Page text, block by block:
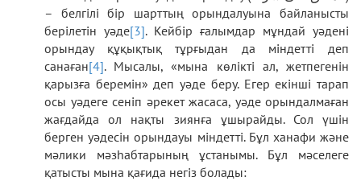
– белгілі бір шарттың орындалуына байланысты
берілетін уәде[3]. Кейбір ғалымдар мұндай уәдені
орындау құқықтық тұрғыдан да міндетті деп
санаған[4]. Мысалы, «мына көлікті ал, жетпегенін
қарызға беремін» деп уәде беру. Егер екінші тарап
осы уәдеге сеніп әрекет жасаса, уәде орындалмаған
жағдайда ол нақты зиянға ұшырайды. Сол үшін
берген уәдесін орындауы міндетті. Бұл ханафи және
мәлики мәзһабтарының ұстанымы. Бұл мәселеге
қатысты мына қағида негіз болады: